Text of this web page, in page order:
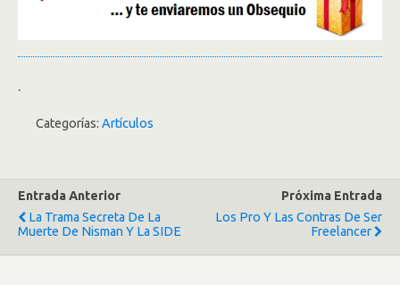
.
Categorías: Artículos
Entrada Anterior
La Trama Secreta De La
Muerte De Nisman Y La SIDE
Próxima Entrada
Los Pro Y Las Contras De Ser
Freelancer